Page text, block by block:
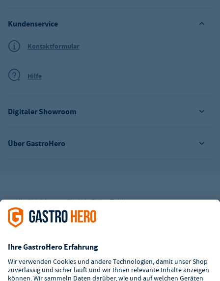
Über GastroHero
Digitaler Showroom
Kundenservice
Kontaktformular
Hilfe
Alle Abbildungen ähnlich. Einige Zahlungsarten
könnenZusatzkostenverursachen.
² Unverbindl. Preisempfehlung des Herstellers
i.H.v. 7,90€ (zzgl. Mwst.)
**Die Tiefpreisgarantie ist nicht mit anderen Aktionen oder
Rabatten kombinierbar.